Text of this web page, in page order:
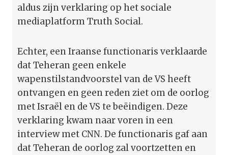
aldus zijn verklaring op het sociale
mediaplatform Truth Social.
Echter, een Iraanse functionaris verklaarde
dat Teheran geen enkele
wapenstilstandvoorstel van de VS heeft
ontvangen en geen reden ziet om de oorlog
met Israël en de VS te beëindigen. Deze
verklaring kwam naar voren in een
interview met CNN. De functionaris gaf aan
dat Teheran de oorlog zal voortzetten en